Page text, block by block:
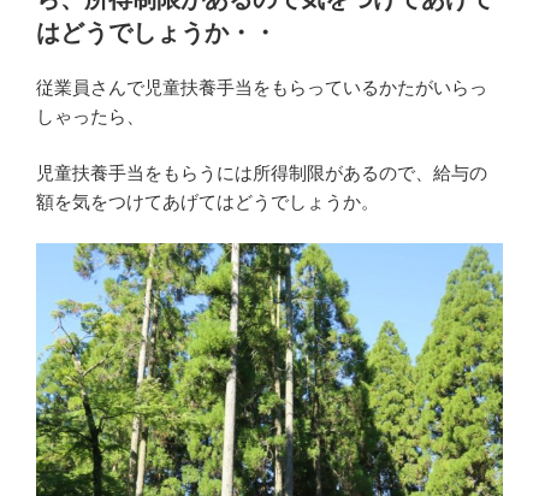
た・・・・
こ
っ
て
費
に
い
の？”
の
し
て
る
の？
Ｋ
Ｃ
州
北
九
州
支
部
の
場
はどうでしょうか・・
従業員さんで児童扶養手当をもらっているかたがいらっ
しゃったら、
児童扶養手当をもらうには所得制限があるので、給与の
額を気をつけてあげてはどうでしょうか。